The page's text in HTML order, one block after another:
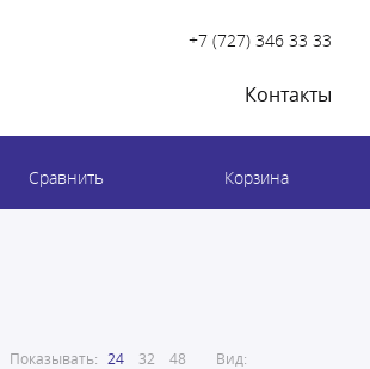
+7 (727) 346 33 33
Контакты
Сравнить Корзина
Показывать: 24 32 48 Вид: